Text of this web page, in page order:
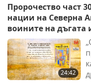
Пророчество част
нации на Северна
воините на дъгата
24:42